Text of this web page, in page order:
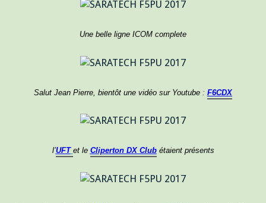
Une belle ligne ICOM complete
Salut Jean Pierre, bientôt une vidéo sur Youtube : F6CDX
l’UFT et le Cliperton DX Clubétaient présents